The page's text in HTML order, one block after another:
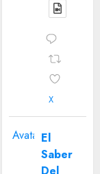
X
Avatar El
Saber
Del